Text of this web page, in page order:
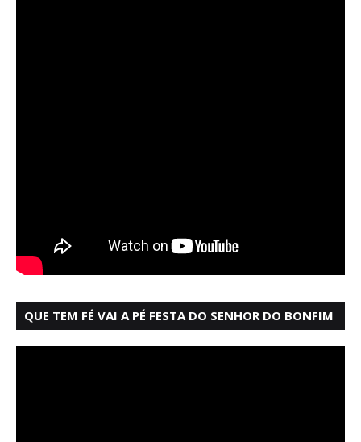
QUE TEM FÉ VAI A PÉ FESTA DO SENHOR DO BONFIM